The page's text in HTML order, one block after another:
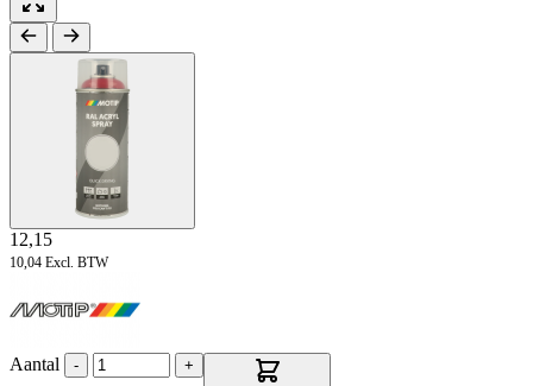
12,15
10,04 Excl. BTW
Aantal -
+